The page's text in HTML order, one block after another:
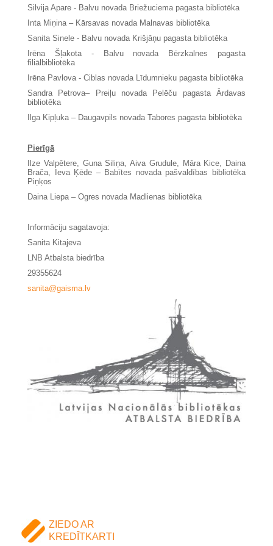
Silvija Apare - Balvu novada Briežuciema pagasta bibliotēka
Inta Miņina – Kārsavas novada Malnavas bibliotēka
Sanita Sinele - Balvu novada Krišjāņu pagasta bibliotēka
Irēna Šļakota - Balvu novada Bērzkalnes pagasta
filiālbibliotēka
Irēna Pavlova - Ciblas novada Līdumnieku pagasta bibliotēka
Sandra Petrova– Preiļu novada Pelēču pagasta Ārdavas
bibliotēka
Ilga Kipļuka – Daugavpils novada Tabores pagasta bibliotēka
Pierīgā
Ilze Valpētere, Guna Siliņa, Aiva Grudule, Māra Kice, Daina
Brača, Ieva Ķēde – Babītes novada pašvaldības bibliotēka
Piņķos
Daina Liepa – Ogres novada Madlienas bibliotēka
Informāciju sagatavoja:
Sanita Kitajeva
LNB Atbalsta biedrība
29355624
sanita@gaisma.lv
ZIEDO AR
KREDĪTKARTI